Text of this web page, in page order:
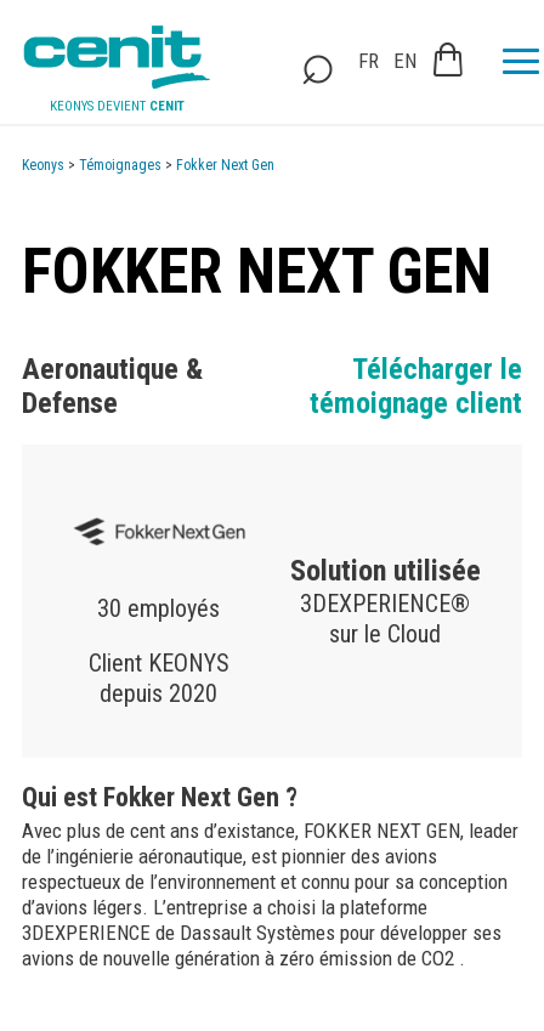
KEONYS DEVIENT CENIT
FR EN
Keonys > Témoignages > Fokker Next Gen
FOKKER NEXT GEN
Aeronautique &
Defense
Télécharger le
témoignage client
30 employés
Client KEONYS
depuis 2020
Solution utilisée
3DEXPERIENCE®
sur le Cloud
Qui est Fokker Next Gen ?
Avec plus de cent ans d’existance, FOKKER NEXT GEN, leader
de l’ingénierie aéronautique, est pionnier des avions
respectueux de l’environnement et connu pour sa conception
d’avions légers. L’entreprise a choisi la plateforme
3DEXPERIENCE de Dassault Systèmes pour développer ses
avions de nouvelle génération à zéro émission de CO2 .